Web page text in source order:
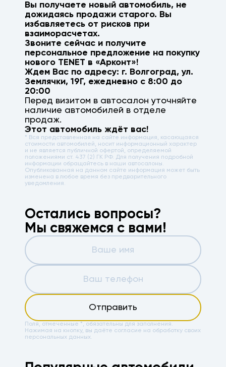
Вы получаете новый автомобиль, не
дожидаясь продажи старого. Вы
избавляетесь от рисков при
взаиморасчетах.
Звоните сейчас и получите
персональное предложение на покупку
нового TENET в «Арконт»!
Ждем Вас по адресу: г. Волгоград,ул.
Землячки, 19Г, ежедневно с 8:00 до
20:00
Перед визитом в автосалон уточняйте
наличие автомобилей в отделе
продаж.
Этот автомобиль ждёт вас!
* Вся представленная на сайте информация, касающаяся
стоимости автомобилей, носит информационный характер
и не является публичной офертой, определяемой
положениями ст. 437 (2) ГК РФ. Для получения подробной
информации обращайтесь в наши автосалоны.
Опубликованная на данном сайте информация может быть
изменена в любое время без предварительного
уведомления.
Остались вопросы?
Мы свяжемся с вами!
Отправить
Поля, отмеченные *, обязательны для заполнения.
Нажимая на кнопку, вы даёте согласие на обработку своих
персональных данных.